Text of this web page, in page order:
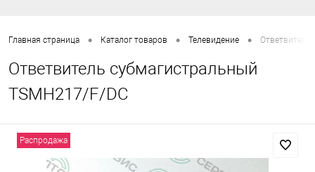
Главная страница • Каталог товаров • Телевидение • Ответвитель
Ответвитель субмагистральный
TSMH217/F/DC
Распродажа